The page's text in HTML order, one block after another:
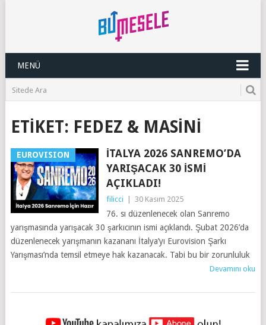
MENÜ
ETIKET: FEDEZ & MASINI
EUROVISION
İTALYA 2026 SANREMO’DA
YARIŞACAK 30 İSMI
AÇIKLADI!
filicci 30 Kasım 2025
76. sı düzenlenecek olan Sanremo
yarışmasında yarışacak 30 şarkıcının ismi açıklandı. Şubat 2026’da
düzenlenecek yarışmanın kazananı İtalya’yı Eurovision Şarkı
Yarışması’nda temsil etmeye hak kazanacak. Tabi bu bir zorunluluk
Devamını oku
YAZILAR